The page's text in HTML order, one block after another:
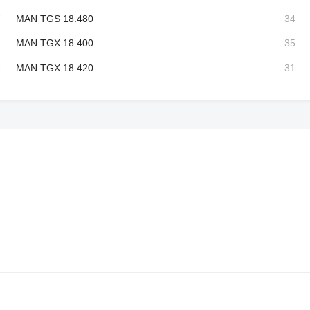
MAN TGS 18.480
MAN TGX 18.400
MAN TGX 18.420